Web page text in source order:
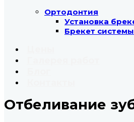
Ортодонтия
Установка
Брекет системы
Отбеливание